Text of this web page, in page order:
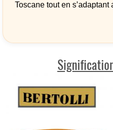
Toscane tout en